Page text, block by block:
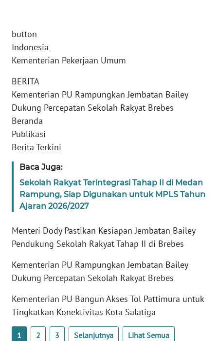
button
Indonesia
Kementerian Pekerjaan Umum
BERITA
Kementerian PU Rampungkan Jembatan Bailey
Dukung Percepatan Sekolah Rakyat Brebes
Beranda
Publikasi
Berita Terkini
Baca Juga:
Sekolah Rakyat Terintegrasi Tahap II di Medan
Rampung, Siap Digunakan untuk MPLS Tahun
Ajaran 2026/2027
Menteri Dody Pastikan Kesiapan Jembatan Bailey
Pendukung Sekolah Rakyat Tahap II di Brebes
Kementerian PU Rampungkan Jembatan Bailey
Dukung Percepatan Sekolah Rakyat Brebes
Kementerian PU Bangun Akses Tol Pattimura untuk
Tingkatkan Konektivitas Kota Salatiga
1 2 3 Selanjutnya Lihat Semua
TENTANG
KAMI
MEDIA
SIBER
REDAKSI
KARIR
DISCLAIMER
Wahana
Regional
WN
WN
WN